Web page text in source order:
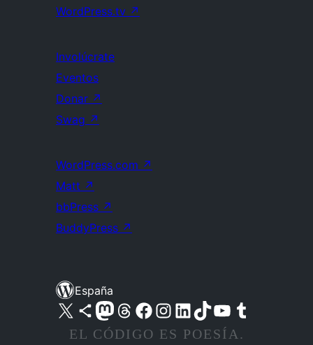
WordPress.tv ↗
Involúcrate
Eventos
Donar ↗
Swag ↗
WordPress.com ↗
Matt ↗
bbPress ↗
BuddyPress ↗
España
Visita nuestra cuenta de X (anteriormente Twitter)
Visita nuestra cuenta de Bluesky
Visita nuestra cuenta de Mastodon
Visita nuestra cuenta de Threads
Visita nuestra página de Facebook
Visita nuestra cuenta de Instagram
Visita nuestra cuenta de LinkedIn
Visita nuestra cuenta de TikTok
Visita nuestro canal de YouTube
Visita nuestra cuenta de Tumblr
EL CÓDIGO ES POESÍA.